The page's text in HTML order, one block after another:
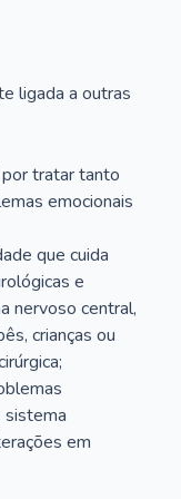
ligada a outras
tratar tanto
emocionais
que cuida
e
nervoso central,
crianças ou
sistema
em